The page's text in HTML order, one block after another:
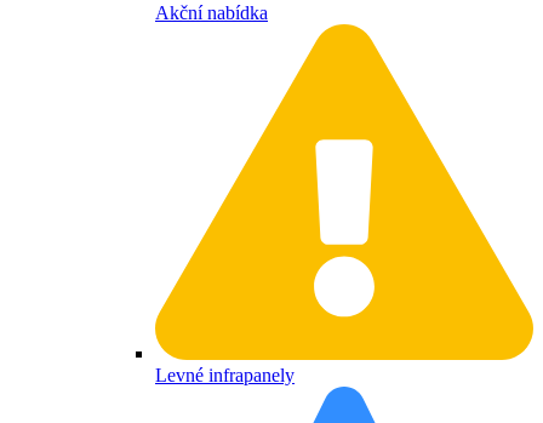
Akční nabídka
Levné infrapanely